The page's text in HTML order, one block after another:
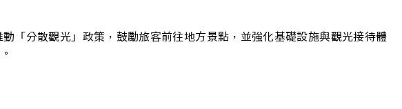
「分散觀光」政策，鼓勵旅客前往地方景點，並強化基礎設施與觀光接待體